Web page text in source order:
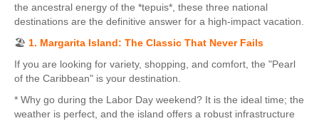
the ancestral energy of the *tepuis*, these three national
destinations are the definitive answer for a high-impact vacation.
🏖️ 1. Margarita Island: The Classic That Never Fails
If you are looking for variety, shopping, and comfort, the "Pearl
of the Caribbean" is your destination.
* Why go during the Labor Day weekend? It is the ideal time; the
weather is perfect, and the island offers a robust infrastructure